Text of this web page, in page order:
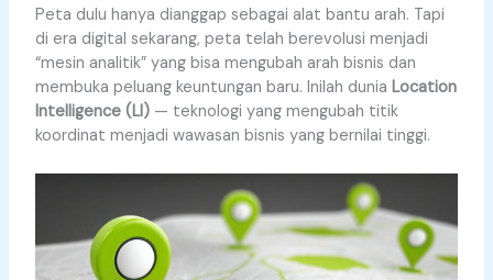
Peta dulu hanya dianggap sebagai alat bantu arah. Tapi
di era digital sekarang, peta telah berevolusi menjadi
“mesin analitik” yang bisa mengubah arah bisnis dan
membuka peluang keuntungan baru. Inilah dunia Location
Intelligence (LI)— teknologi yang mengubah titik
koordinat menjadi wawasan bisnis yang bernilai tinggi.